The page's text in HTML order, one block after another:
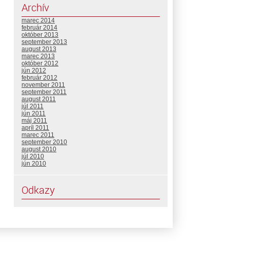
Archív
marec 2014
február 2014
október 2013
september 2013
august 2013
marec 2013
október 2012
jún 2012
február 2012
november 2011
september 2011
august 2011
júl 2011
jún 2011
máj 2011
apríl 2011
marec 2011
september 2010
august 2010
júl 2010
jún 2010
Odkazy